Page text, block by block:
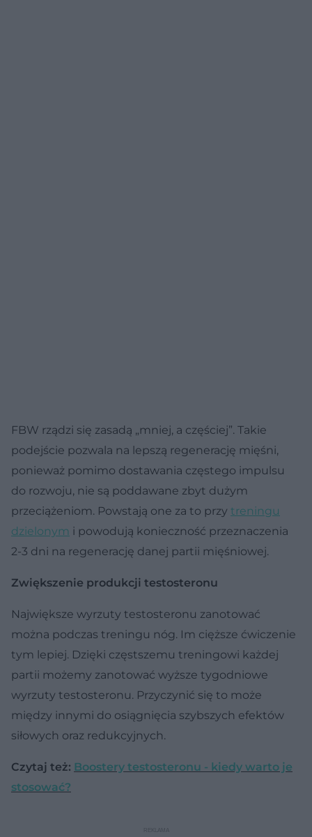
FBW rządzi się zasadą „mniej, a częściej”. Takie
podejście pozwala na lepszą regenerację mięśni,
ponieważ pomimo dostawania częstego impulsu
do rozwoju, nie są poddawane zbyt dużym
przeciążeniom. Powstają one za to przy treningu
dzielonym i powodują konieczność przeznaczenia
2-3 dni na regenerację danej partii mięśniowej.
Zwiększenie produkcji testosteronu
Największe wyrzuty testosteronu zanotować
można podczas treningu nóg. Im cięższe ćwiczenie
tym lepiej. Dzięki częstszemu treningowi każdej
partii możemy zanotować wyższe tygodniowe
wyrzuty testosteronu. Przyczynić się to może
między innymi do osiągnięcia szybszych efektów
siłowych oraz redukcyjnych.
Czytaj też: Boostery testosteronu - kiedy warto je
stosować?